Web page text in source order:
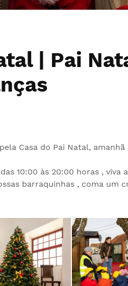
| Pai
Casa do Pai Natal,
10:00 às 20:00 horas , viva
barraquinhas , coma um
FESTIVAL ARADAS+ |
Marchas de Santo
Junta de Freguesia
de Aradas felicita
Esgueira!
12.06.2026
Vamos Caminhar
Contra o Cancro!